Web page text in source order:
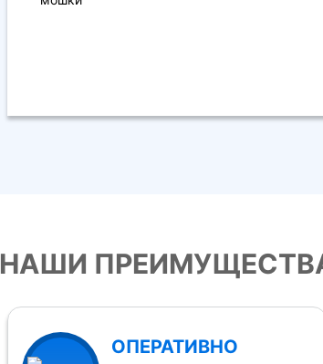
НАШИ
ОПЕРАТИВНО